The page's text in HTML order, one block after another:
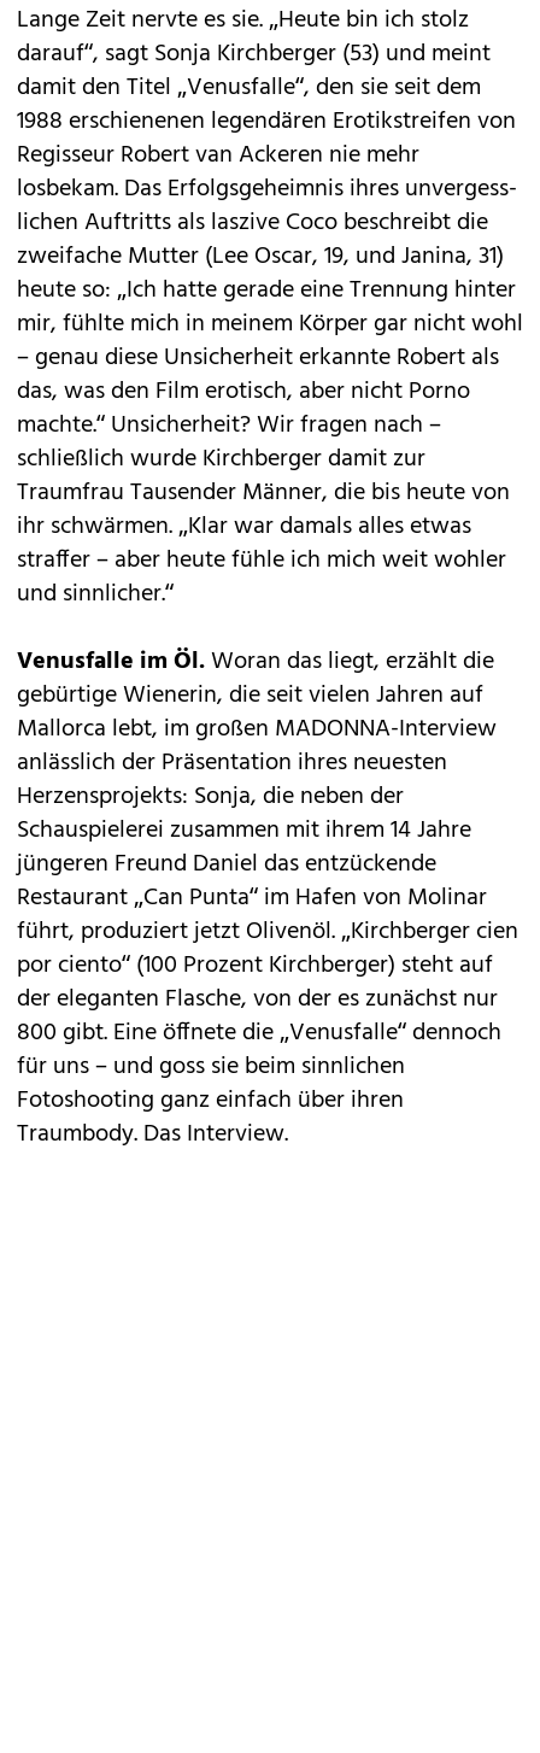
Lange Zeit nervte es sie. „Heute bin ich stolz
darauf“, sagt Sonja Kirchberger (53) und meint
damit den Titel „Venusfalle“, den sie seit dem
1988 erschienenen legendären Erotikstreifen von
Regisseur Robert van Ackeren nie mehr
losbekam. Das Erfolgsgeheimnis ihres unvergess­
lichen Auftritts als laszive Coco beschreibt die
zweifache Mutter (Lee Oscar, 19, und Janina, 31)
heute so: „Ich hatte gerade eine Trennung hinter
mir, fühlte mich in meinem Körper gar nicht wohl
– genau diese Unsicherheit erkannte Robert als
das, was den Film erotisch, aber nicht Porno
machte.“ Unsicherheit? Wir fragen nach –
schließlich wurde Kirchberger damit zur
Traumfrau Tausender Männer, die bis heute von
ihr schwärmen. „Klar war damals alles etwas
straffer – aber heute fühle ich mich weit wohler
und sinnlicher.“
Venusfalle im Öl.Woran das liegt, erzählt die
gebürtige Wienerin, die seit vielen Jahren auf
Mallorca lebt, im großen MADONNA-Interview
anlässlich der Präsentation ihres neuesten
Herzensprojekts: Sonja, die neben der
Schauspielerei zusammen mit ihrem 14 Jahre
jüngeren Freund Daniel das entzückende
Restaurant „Can Punta“ im Hafen von Molinar
führt, produziert jetzt Olivenöl. „Kirchberger cien
por ciento“ (100 Prozent Kirchberger) steht auf
der eleganten Flasche, von der es zunächst nur
800 gibt. Eine öffnete die „Venusfalle“ dennoch
für uns – und goss sie beim sinnlichen
Fotoshooting ganz einfach über ihren
Traumbody. Das Interview.